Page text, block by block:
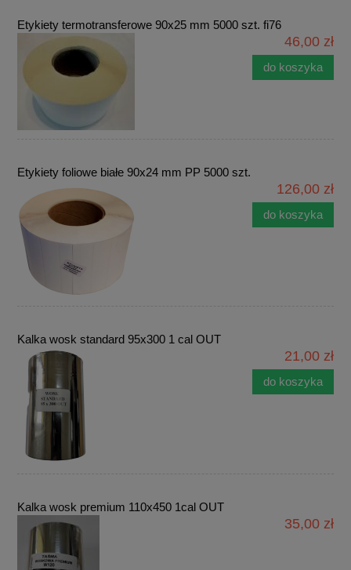
Etykiety termotransferowe 90x25 mm 5000 szt. fi76
46,00 zł
do koszyka
Etykiety foliowe białe 90x24 mm PP 5000 szt.
126,00 zł
do koszyka
Kalka wosk standard 95x300 1 cal OUT
21,00 zł
do koszyka
Kalka wosk premium 110x450 1cal OUT
35,00 zł